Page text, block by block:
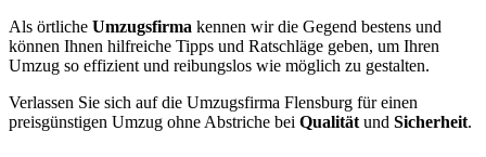
Als örtliche Umzugsfirma kennen wir die Gegend bestens und
können Ihnen hilfreiche Tipps und Ratschläge geben, um Ihren
Umzug so effizient und reibungslos wie möglich zu gestalten.
Verlassen Sie sich auf die Umzugsfirma Flensburg für einen
preisgünstigen Umzug ohne Abstriche bei Qualität und Sicherheit.